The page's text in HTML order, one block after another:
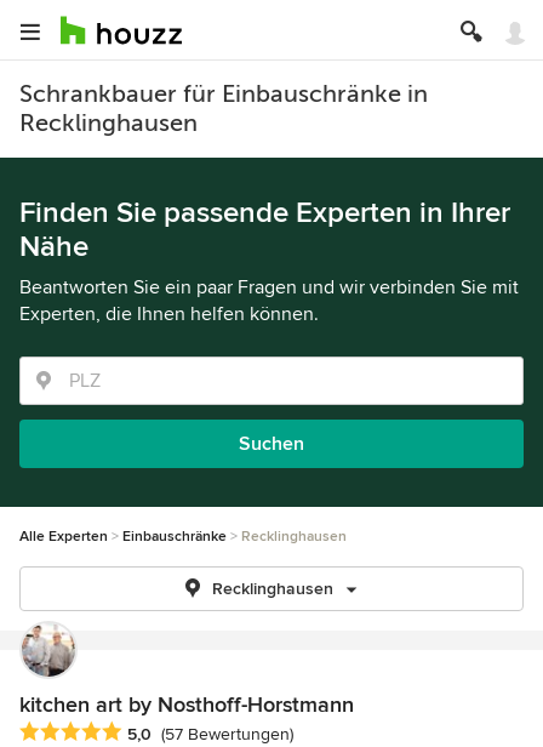
Schrankbauer für Einbauschränke in
Recklinghausen
Finden Sie passende Experten in Ihrer
Nähe
Beantworten Sie ein paar Fragen und wir verbinden Sie mit
Experten, die Ihnen helfen können.
Suchen
Alle Experten Einbauschränke Recklinghausen
Recklinghausen
kitchen art by Nosthoff-Horstmann
Durchschnittliche Bewertung: 5 von 5 Sternen
5,0 (57 Bewertungen)